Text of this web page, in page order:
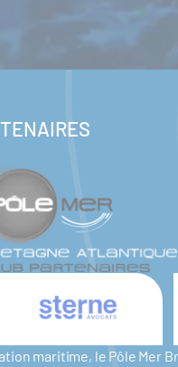
maritime, le Pôle Mer